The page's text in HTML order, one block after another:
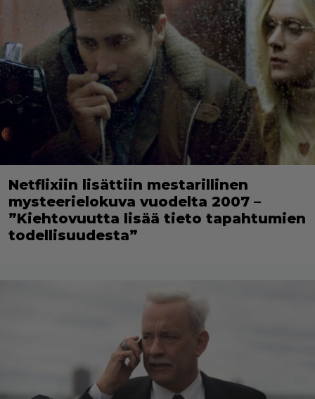
Netflixiin lisättiin mestarillinen
mysteerielokuva vuodelta 2007 –
”Kiehtovuutta lisää tieto tapahtumien
todellisuudesta”